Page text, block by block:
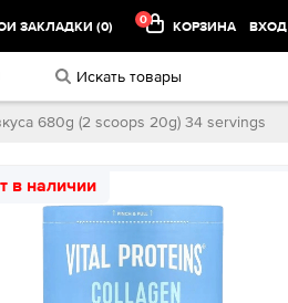
ЗАКЛАДКИ (0) 0 КОРЗИНА ВХОД
680g (2 scoops 20g) 34 servings
в наличии